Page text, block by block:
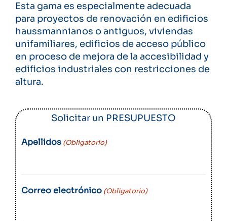
Esta gama es especialmente adecuada
para proyectos de renovación en edificios
haussmannianos o antiguos, viviendas
unifamiliares, edificios de acceso público
en proceso de mejora de la accesibilidad y
edificios industriales con restricciones de
altura.
Solicitar un PRESUPUESTO
Apellidos (Obligatorio)
Correo electrónico (Obligatorio)